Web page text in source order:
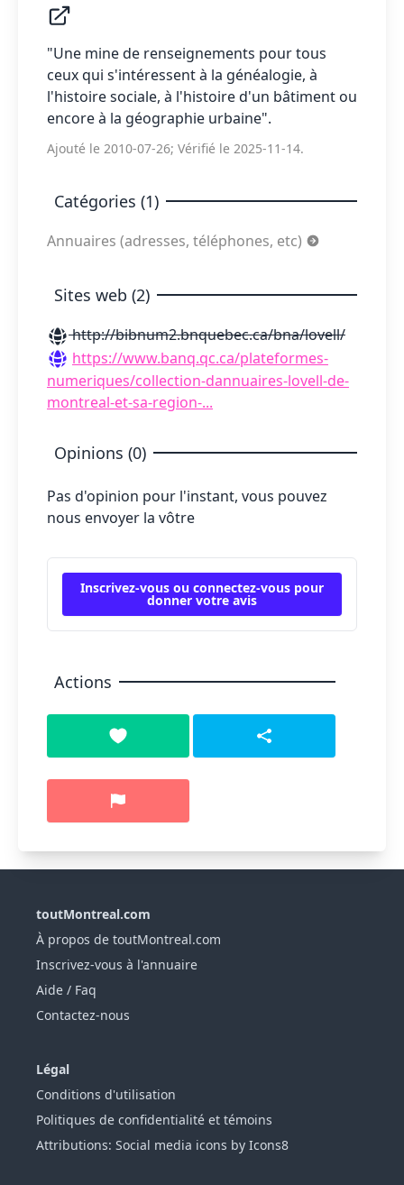
"Une mine de renseignements pour tous
ceux qui s'intéressent à la généalogie, à
l'histoire sociale, à l'histoire d'un bâtiment ou
encore à la géographie urbaine".
Ajouté le 2010-07-26; Vérifié le 2025-11-14.
Catégories (1)
Annuaires (adresses, téléphones, etc)
Sites web (2)
http://bibnum2.bnquebec.ca/bna/lovell/
https://www.banq.qc.ca/plateformes-
numeriques/collection-dannuaires-lovell-de-
montreal-et-sa-region-...
Opinions (0)
Pas d'opinion pour l'instant, vous pouvez
nous envoyer la vôtre
Inscrivez-vous ou connectez-vous pour
donner votre avis
Actions
toutMontreal.com
À propos de toutMontreal.com
Inscrivez-vous à l'annuaire
Aide / Faq
Contactez-nous
Légal
Conditions d'utilisation
Politiques de confidentialité et témoins
Attributions: Social media icons by Icons8